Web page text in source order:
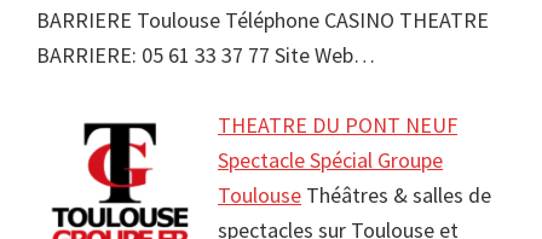
BARRIERE Toulouse Téléphone CASINO THEATRE
BARRIERE: 05 61 33 37 77 Site Web…
THEATRE DU PONT NEUF
Spectacle Spécial Groupe
Toulouse Théâtres & salles de
spectacles sur Toulouse et